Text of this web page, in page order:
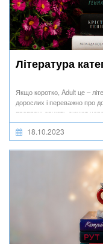
Література
Якщо коротко, Adult це –
дорослих і переважно про
пропрацьовують сюжет
досвідом, набутим
18.10.2023